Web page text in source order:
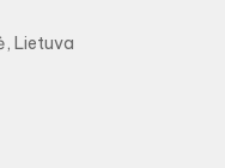
Lietuva